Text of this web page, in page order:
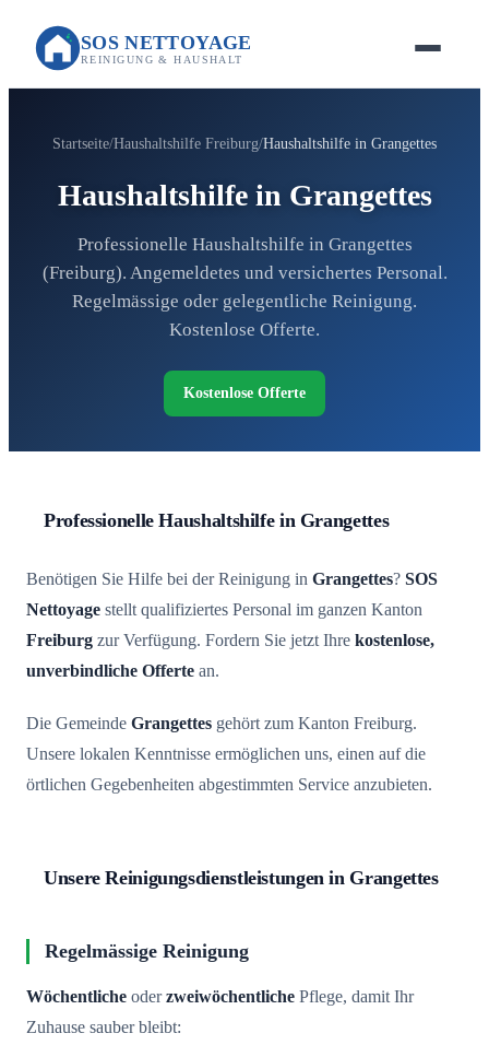
SOS NETTOYAGE
REINIGUNG & HAUSHALT
Startseite Haushaltshilfe Freiburg Haushaltshilfe in Grangettes
Haushaltshilfe in Grangettes
Professionelle Haushaltshilfe in Grangettes
(Freiburg). Angemeldetes und versichertes Personal.
Regelmässige oder gelegentliche Reinigung.
Kostenlose Offerte.
Kostenlose Offerte
Professionelle Haushaltshilfe in Grangettes
Benötigen Sie Hilfe bei der Reinigung in Grangettes? SOS
Nettoyage stellt qualifiziertes Personal im ganzen Kanton
Freiburg zur Verfügung. Fordern Sie jetzt Ihre kostenlose,
unverbindliche Offerte an.
Die Gemeinde Grangettes gehört zum Kanton Freiburg.
Unsere lokalen Kenntnisse ermöglichen uns, einen auf die
örtlichen Gegebenheiten abgestimmten Service anzubieten.
Unsere Reinigungsdienstleistungen in Grangettes
Regelmässige Reinigung
Wöchentliche oderzweiwöchentliche Pflege, damit Ihr
Zuhause sauber bleibt: